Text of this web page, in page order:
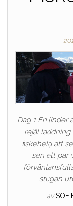
Dag 1 En linder
rejäl
fiskehelg att
sen ett par
stugan
av